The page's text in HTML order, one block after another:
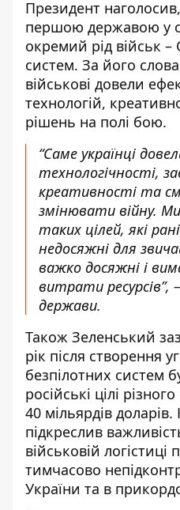
Президент
першою державою у
окремий рід військ –
систем. За його
військові довели
технологій,
рішень на полі бою.
“Саме українці
технологічності,
креативності та
змінювати війну.
таких цілей, які
недосяжні для
важко досяжні і
витрати ресурсів”,
держави.
Також Зеленський
рік після створення
безпілотних систем
російські цілі
40 мільярдів доларів.
підкреслив
військовій
тимчасово
України та в